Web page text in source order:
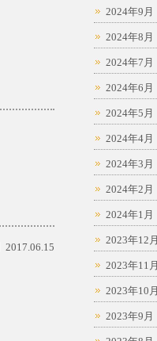
2017.06.15
2024年9月
2024年8月
2024年7月
2024年6月
2024年5月
2024年4月
2024年3月
2024年2月
2024年1月
2023年12月
2023年11月
2023年10月
2023年9月